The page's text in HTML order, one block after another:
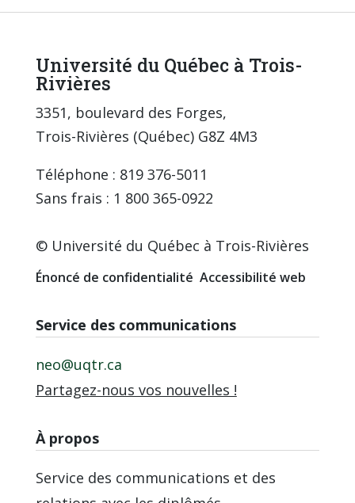
Université du Québec à Trois-
Rivières
3351, boulevard des Forges,
Trois-Rivières (Québec) G8Z 4M3
Téléphone : 819 376-5011
Sans frais : 1 800 365-0922
© Université du Québec à Trois-Rivières
Énoncé de confidentialité Accessibilité web
Service des communications
neo@uqtr.ca
Partagez-nous vos nouvelles !
À propos
Service des communications et des